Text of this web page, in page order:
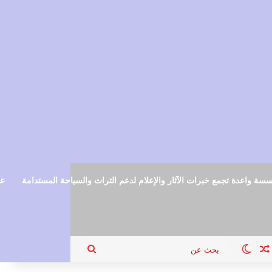
واعدة تجمع خبرات الآثار والإعلام لدعم التراث والسياحة المستدامة
الدخول
مقال عشوائي
الوضع المظلم
بحث